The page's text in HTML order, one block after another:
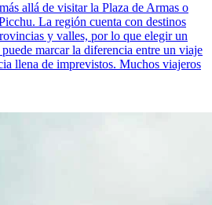
allá de visitar la Plaza de Armas o
La región cuenta con destinos
y valles, por lo que elegir un
marcar la diferencia entre un viaje
llena de imprevistos. Muchos viajeros